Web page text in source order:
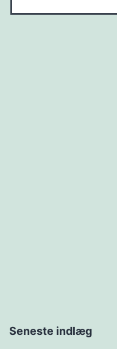
Seneste indlæg